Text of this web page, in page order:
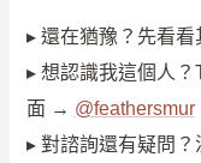
▸ 還在猶豫？先看
▸ 想認識我這個人
面 → @feathersmur
▸ 對諮詢還有疑問